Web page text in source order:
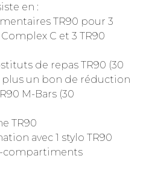
en :
TR90 pour 3
Complex C et 3 TR90
de repas TR90 (30
plus un bon de réduction
M-Bars (30
TR90
avec 1 stylo TR90
compartiments